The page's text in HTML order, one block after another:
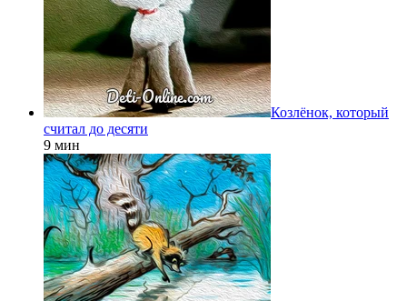
Козлёнок, который
считал до десяти
9 мин